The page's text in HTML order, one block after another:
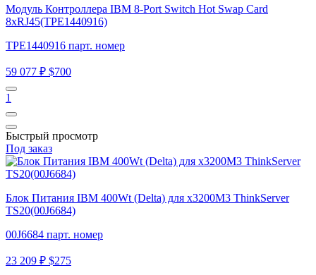
Модуль Контроллера IBM 8-Port Switch Hot Swap Card
8xRJ45(TPE1440916)
TPE1440916 парт. номер
59 077 ₽ $700
1
Быстрый просмотр
Под заказ
Блок Питания IBM 400Wt (Delta) для x3200M3 ThinkServer
TS20(00J6684)
00J6684 парт. номер
23 209 ₽ $275